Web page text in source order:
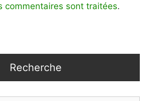
commentaires sont traitées.
Recherche